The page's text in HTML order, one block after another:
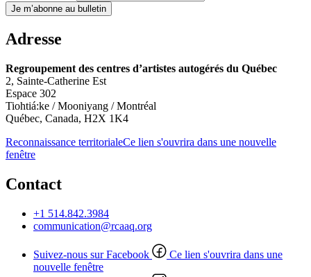
Je m’abonne au bulletin
Adresse
Regroupement des centres d’artistes autogérés du Québec
2, Sainte-Catherine Est
Espace 302
Tiohtiá:ke / Mooniyang / Montréal
Québec, Canada, H2X 1K4
Reconnaissance territorialeCe lien s'ouvrira dans une nouvelle
fenêtre
Contact
+1 514.842.3984
communication@rcaaq.org
Suivez-nous sur Facebook
Ce lien s'ouvrira dans une
nouvelle fenêtre